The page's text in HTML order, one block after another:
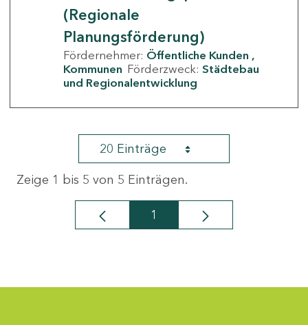
(Regionale
Planungsförderung)
Fördernehmer: Öffentliche Kunden
Kommunen Förderzweck: Städtebau
und Regionalentwicklung
20 Einträge
Zeige 1 bis 5 von 5 Einträgen.
Seite
1